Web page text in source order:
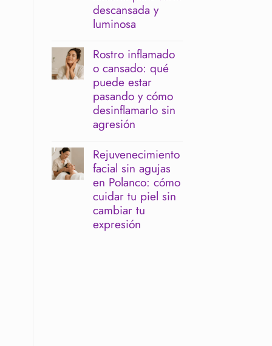
profunda
para
piel
cómo
limpiar
sin
irritar
la
barrera
cutánea
descansada y
luminosa
hay
comentarios
en
Facial
antes
de
un
evento:
cuándo
hacerlo
verte
descansada
y
luminosa
Rostro inflamado
o cansado: qué
puede estar
pasando y cómo
desinflamarlo sin
agresión
hay
comentarios
en
Rostro
inflamado
o
cansado:
qué
puede
estar
Rejuvenecimiento
facial sin agujas
en Polanco: cómo
cuidar tu piel sin
cambiar tu
expresión